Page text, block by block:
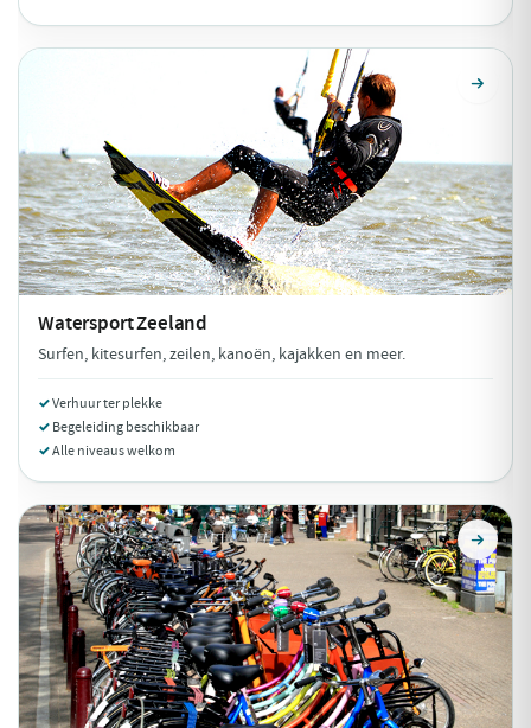
WatersportZeeland
Surfen, kitesurfen, zeilen, kanoën, kajakken en meer.
Verhuur ter plekke
Begeleiding beschikbaar
Alle niveaus welkom